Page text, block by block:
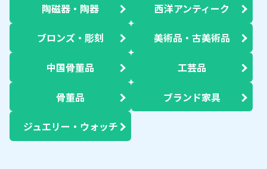
陶磁器・陶器 西洋アンティーク
ブロンズ・彫刻 美術品・古美術品
中国骨董品 工芸品
骨董品 ブランド家具
ジュエリー・ウォッチ